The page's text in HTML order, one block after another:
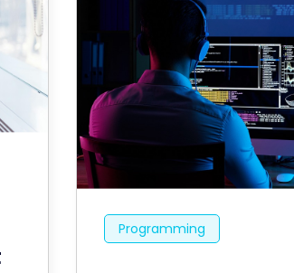
Programming